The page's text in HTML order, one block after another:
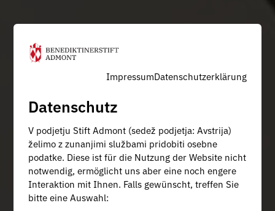
ImpressumDatenschutzerklärung
Datenschutz
V podjetju Stift Admont (sedež podjetja: Avstrija)
želimo z zunanjimi službami pridobiti osebne
podatke. Diese ist für die Nutzung der Website nicht
notwendig, ermöglicht uns aber eine noch engere
Interaktion mit Ihnen. Falls gewünscht, treffen Sie
bitte eine Auswahl: